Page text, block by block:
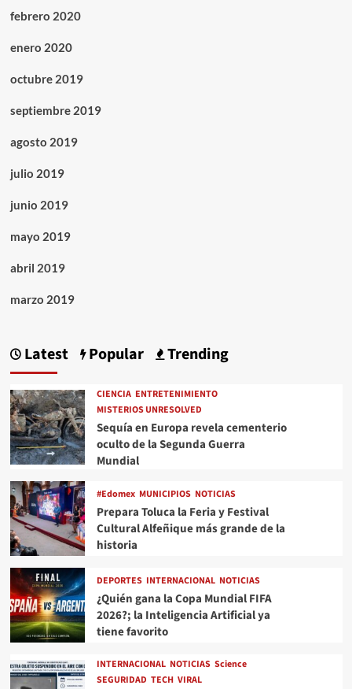
febrero 2020
enero 2020
octubre 2019
septiembre 2019
agosto 2019
julio 2019
junio 2019
mayo 2019
abril 2019
marzo 2019
Latest Popular Trending
CIENCIA ENTRETENIMIENTO
MISTERIOS UNRESOLVED
Sequía en Europa revela cementerio
oculto de la Segunda Guerra
Mundial
#Edomex MUNICIPIOS NOTICIAS
Prepara Toluca la Feria y Festival
Cultural Alfeñique más grande de la
historia
DEPORTES INTERNACIONAL NOTICIAS
¿Quién gana la Copa Mundial FIFA
2026?; la Inteligencia Artificial ya
tiene favorito
INTERNACIONAL NOTICIAS Science
SEGURIDAD TECH VIRAL